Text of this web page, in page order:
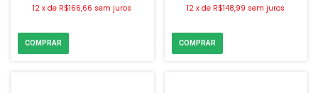
12 xde R$166,66 sem juros 12 xde R$148,99 sem juros